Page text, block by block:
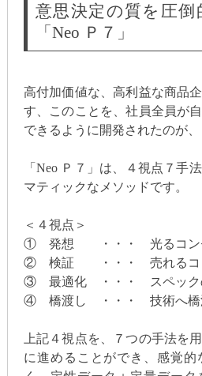
意思決定の質を圧倒
「Neo Ｐ７」
高付加価値な、高利益な商品
す、このことを、社員全員が
できるように開発されたのが、
「Neo Ｐ７」は、４視点７手
マティックなメソッドです。
＜４視点＞
① 発想 ・・・ 光るコンセ
② 検証 ・・・ 売れるコン
③ 最適化 ・・・ スペック
④ 橋渡し ・・・ 技術へ橋
上記４視点を、７つの手法を
に進めることができ、感覚的